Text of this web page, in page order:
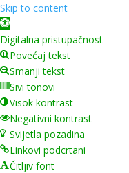
Skip to content
Open toolbar
Digitalna pristupačnost
Povećaj tekst
Smanji tekst
Sivi tonovi
Visok kontrast
Negativni kontrast
Svijetla pozadina
Linkovi podcrtani
Čitljiv font